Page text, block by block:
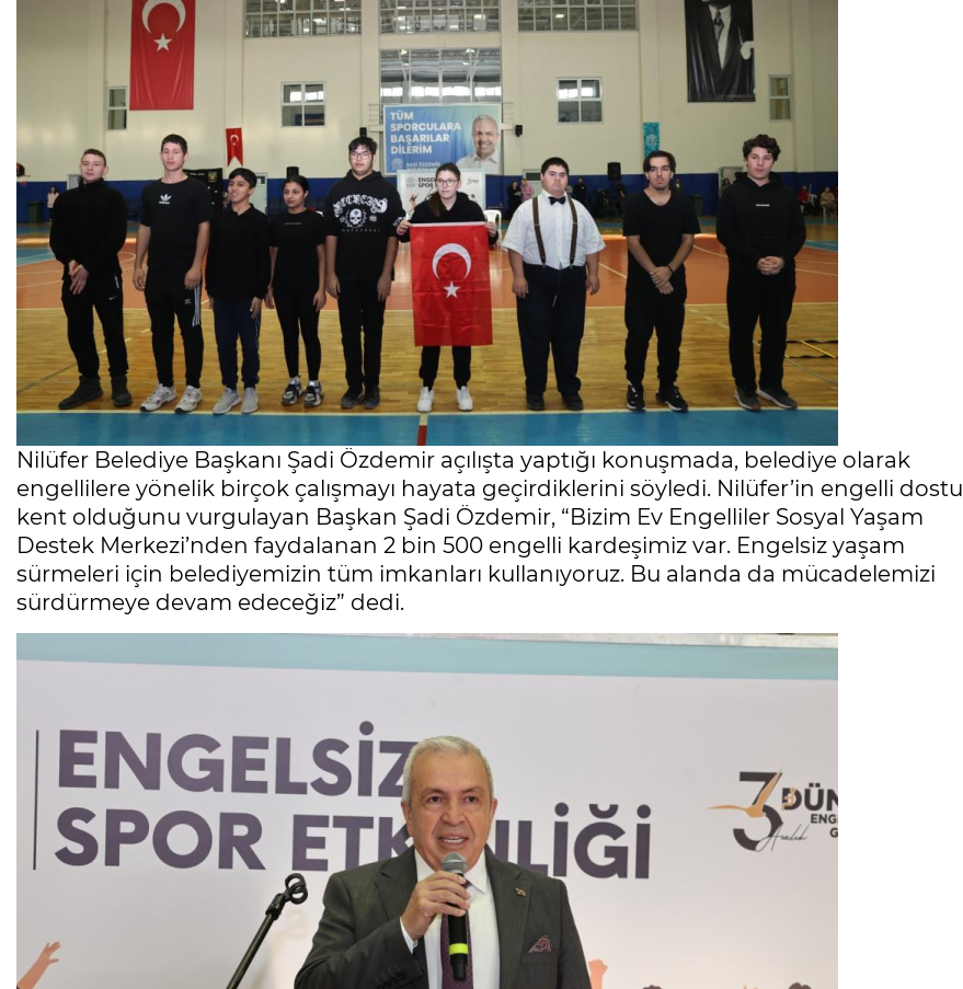
Nilüfer Belediye Başkanı Şadi Özdemir açılışta yaptığı konuşmada, belediye olarak
engellilere yönelik birçok çalışmayı hayata geçirdiklerini söyledi. Nilüfer’in engelli dostu
kent olduğunu vurgulayan Başkan Şadi Özdemir, “Bizim Ev Engelliler Sosyal Yaşam
Destek Merkezi’nden faydalanan 2 bin 500 engelli kardeşimiz var. Engelsiz yaşam
sürmeleri için belediyemizin tüm imkanları kullanıyoruz. Bu alanda da mücadelemizi
sürdürmeye devam edeceğiz” dedi.